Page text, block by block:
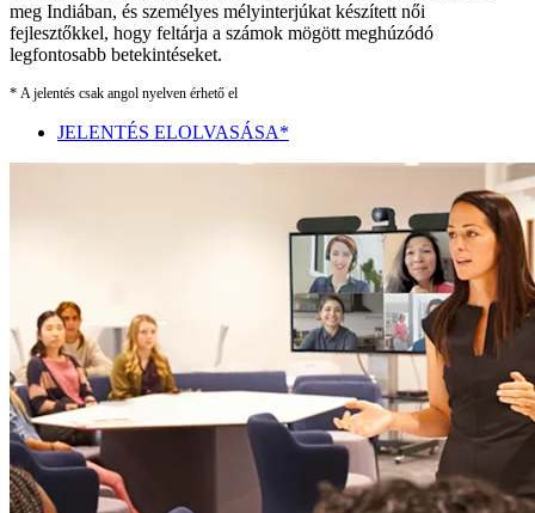
meg Indiában, és személyes mélyinterjúkat készített női
fejlesztőkkel, hogy feltárja a számok mögött meghúzódó
legfontosabb betekintéseket.
* A jelentés csak angol nyelven érhető el
JELENTÉS ELOLVASÁSA*